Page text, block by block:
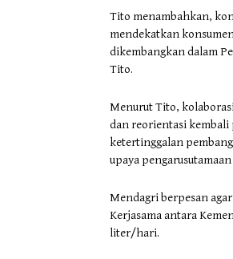
Tito menambahkan,
mendekatkan
dikembangkan dalam
Tito.
Menurut Tito,
dan reorientasi kembali
ketertinggalan
upaya
Mendagri berpesan
Kerjasama antara
liter/hari.